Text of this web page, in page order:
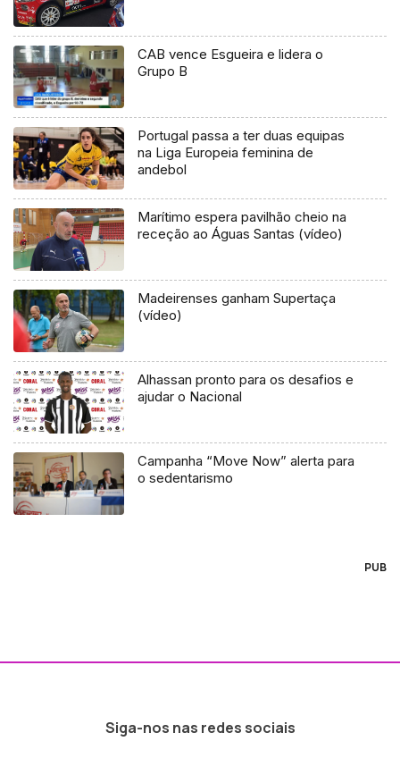
CAB vence Esgueira e lidera o
Grupo B
Portugal passa a ter duas equipas
na Liga Europeia feminina de
andebol
Marítimo espera pavilhão cheio na
receção ao Águas Santas (vídeo)
Madeirenses ganham Supertaça
(vídeo)
Alhassan pronto para os desafios e
ajudar o Nacional
Campanha “Move Now” alerta para
o sedentarismo
PUB
Siga-nos nas redes sociais